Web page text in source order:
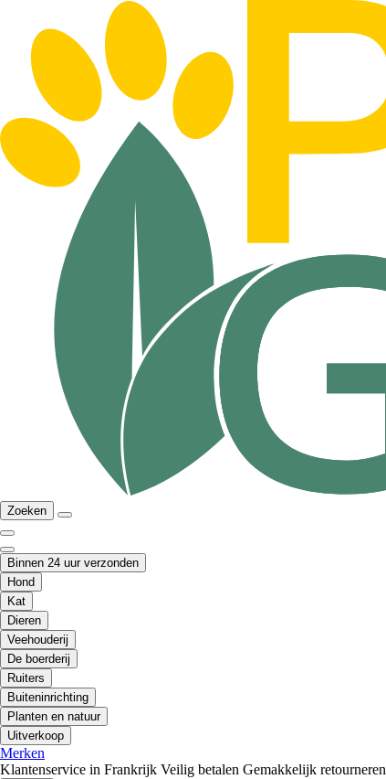
Zoeken
Binnen 24 uur verzonden
Hond
Kat
Dieren
Veehouderij
De boerderij
Ruiters
Buiteninrichting
Planten en natuur
Uitverkoop
Merken
Klantenservice in Frankrijk Veilig betalen Gemakkelijk retourneren